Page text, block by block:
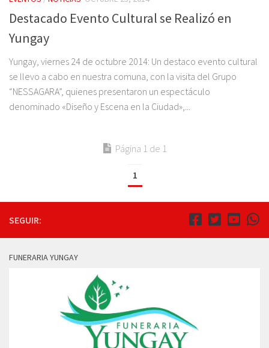
Destacado Evento Cultural se Realizó en
Yungay
Yungay, viernes 24 de octubre 2014: Un destaco evento cultural
se llevo a cabo en nuestra comuna, con la visita del Grupo
“NESSAGARA”, quienes presentaron un espectáculo
denominado «Diseño y Escena en la Ciudad»,...
Página 1 de 1
1
SEGUIR:
FUNERARIA YUNGAY